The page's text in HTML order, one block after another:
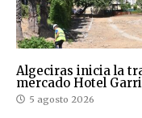
Algeciras inicia la
mercado Hotel
5 agosto 2026